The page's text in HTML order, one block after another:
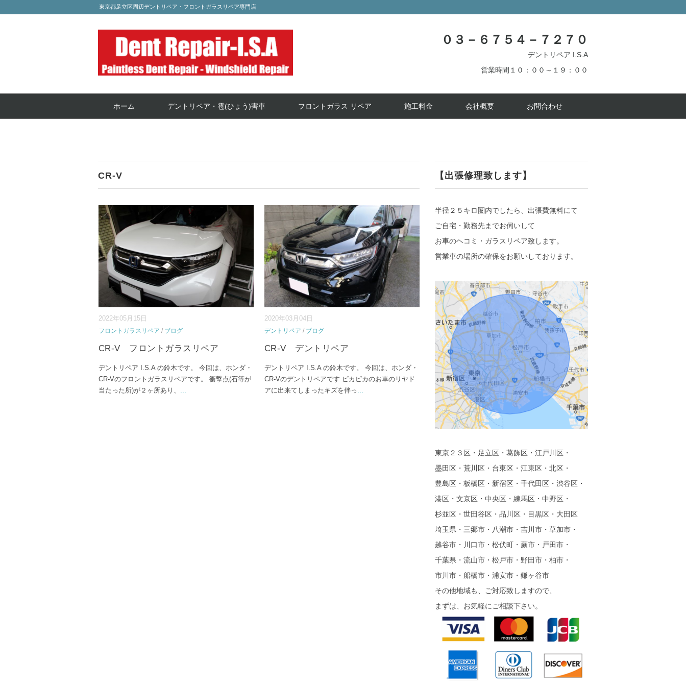
東京都足立区周辺デントリペア・フロントガラスリペア専門店
０３－６７５４－７２７０
デントリペア I.S.A
営業時間１０：００～１９：００
ホーム デントリペア・雹(ひょう)害車 フロントガラス リペア 施工料金 会社概要 お問合わせ
CR-V
2022年05月15日
フロントガラスリペア / ブログ
CR-V フロントガラスリペア
デントリペア I.S.A の鈴木です。 今回は、ホンダ・
CR-Vのフロントガラスリペアです。 衝撃点(石等が
当たった所)が２ヶ所あり、 ...
2020年03月04日
デントリペア / ブログ
CR-V デントリペア
デントリペア I.S.A の鈴木です。 今回は、ホンダ・
CR-Vのデントリペアです ピカピカのお車のリヤド
アに出来てしまったキズを伴っ ...
【出張修理致します】
半径２５キロ圏内でしたら、出張費無料にて
ご自宅・勤務先までお伺いして
お車のヘコミ・ガラスリペア致します。
営業車の場所の確保をお願いしております。
東京２３区・足立区・葛飾区・江戸川区・
墨田区・荒川区・台東区・江東区・北区・
豊島区・板橋区・新宿区・千代田区・渋谷区・
港区・文京区・中央区・練馬区・中野区・
杉並区・世田谷区・品川区・目黒区・大田区
埼玉県・三郷市・八潮市・吉川市・草加市・
越谷市・川口市・松伏町・蕨市・戸田市・
千葉県・流山市・松戸市・野田市・柏市・
市川市・船橋市・浦安市・鎌ヶ谷市
その他地域も、ご対応致しますので、
まずは、お気軽にご相談下さい。